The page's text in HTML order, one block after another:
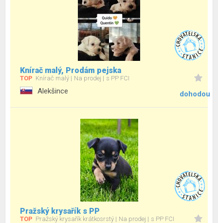
Knírač malý, Prodám pejska
TOP Knírač malý Na prodej s PP FCI
Alekšince dohodou
Pražský krysařík s PP
TOP Pražský krysařík krátkosrstý Na prodej s PP FCI